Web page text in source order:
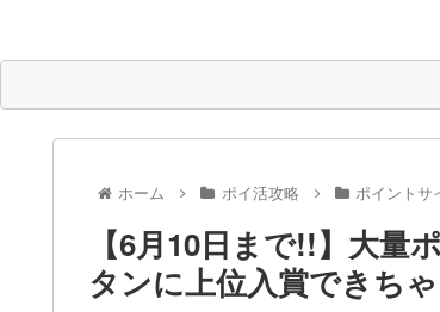
ホーム ポイ活攻略 ポイントサ
【6月10日まで!!】大量
タンに上位入賞できち